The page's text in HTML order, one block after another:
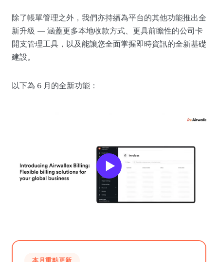
除了帳單管理之外，我們亦持續為平台的其他功能推出全
新升級 — 涵蓋更多本地收款方式、更具前瞻性的公司卡
開支管理工具，以及能讓您全面掌握即時資訊的全新基礎
建設。
以下為 6 月的全新功能：
本月重點更新